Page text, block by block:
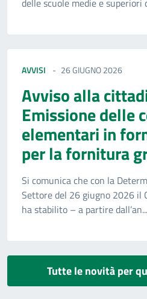
delle scuole medie e superiori
AVVISI 26 GIUGNO 2026
Avviso alla
Emissione delle
elementari in
per la fornitura
Si comunica che con la
Settore del 26 giugno 2026 il
ha stabilito – a partire dall’an...
Tutte le novità per